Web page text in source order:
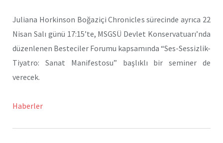
Juliana Horkinson Boğaziçi Chronicles sürecinde ayrıca 22
Nisan Salı günü 17:15’te, MSGSÜ Devlet Konservatuarı’nda
düzenlenen Besteciler Forumu kapsamında “Ses-Sessizlik-
Tiyatro: Sanat Manifestosu” başlıklı bir seminer de
verecek.
Haberler